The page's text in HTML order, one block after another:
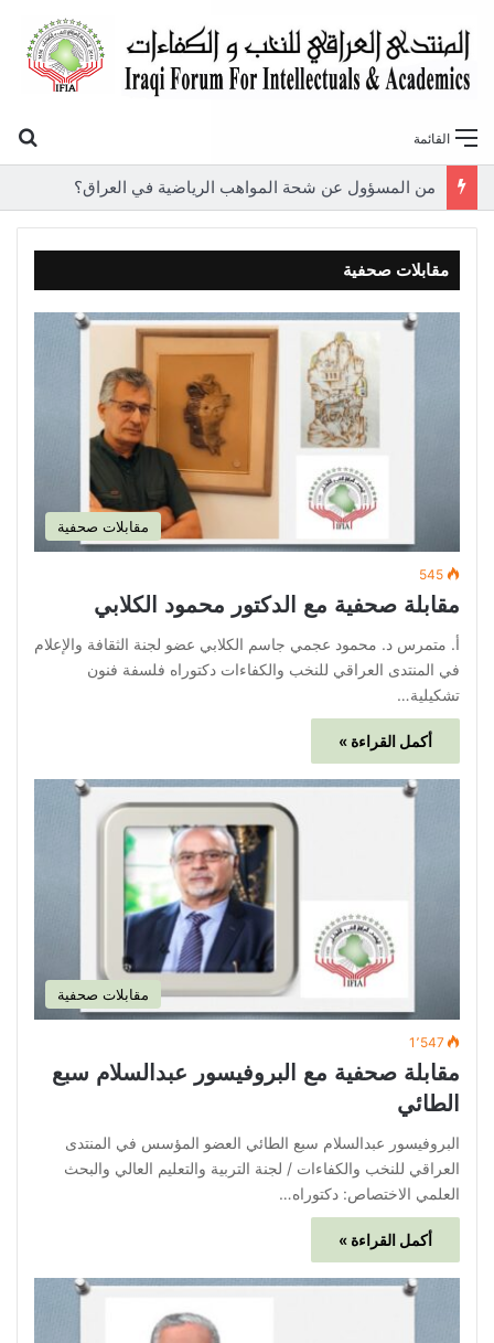
القائمة
من المسؤول عن شحة المواهب الرياضية في العراق؟
مقابلات صحفية
مقابلات صحفية
545
مقابلة صحفية مع الدكتور محمود الكلابي
أ. متمرس د. محمود عجمي جاسم الكلابي عضو لجنة الثقافة والإعلام
في المنتدى العراقي للنخب والكفاءات دكتوراه فلسفة فنون
تشكيلية…
أكمل القراءة »
مقابلات صحفية
1٬547
مقابلة صحفية مع البروفيسور عبدالسلام سبع
الطائي
البروفيسور عبدالسلام سبع الطائي العضو المؤسس في المنتدى
العراقي للنخب والكفاءات / لجنة التربية والتعليم العالي والبحث
العلمي الاختصاص: دكتوراه…
أكمل القراءة »